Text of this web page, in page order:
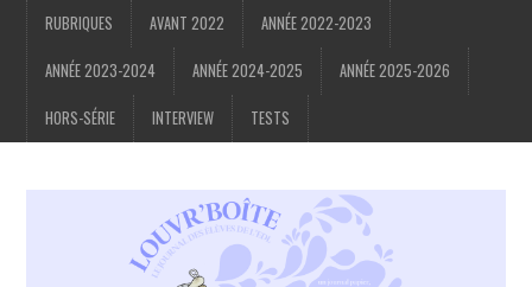
RUBRIQUES AVANT 2022 ANNÉE 2022-2023
ANNÉE 2023-2024 ANNÉE 2024-2025 ANNÉE 2025-2026
HORS-SÉRIE INTERVIEW TESTS